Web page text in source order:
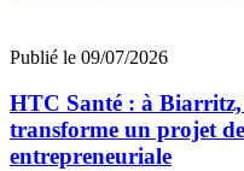
Publié le 09/07/2026
HTC Santé : à Biarritz,
transforme un projet
entrepreneuriale